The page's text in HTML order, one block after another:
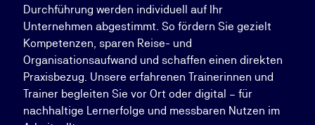
Durchführung werden individuell auf Ihr
Unternehmen abgestimmt. So fördern Sie gezielt
Kompetenzen, sparen Reise- und
Organisationsaufwand und schaffen einen direkten
Praxisbezug. Unsere erfahrenen Trainerinnen und
Trainer begleiten Sie vor Ort oder digital – für
nachhaltige Lernerfolge und messbaren Nutzen im